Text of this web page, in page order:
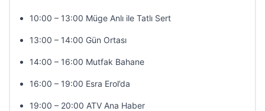
10:00 – 13:00 Müge Anlı ile Tatlı Sert
13:00 – 14:00 Gün Ortası
14:00 – 16:00 Mutfak Bahane
16:00 – 19:00 Esra Erol’da
19:00 – 20:00 ATV Ana Haber